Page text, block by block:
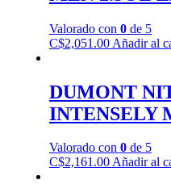
Valorado con 0de 5
C$2,051.00 Añadir al
DUMONT
INTENSELY
Valorado con 0de 5
C$2,161.00Añadir al